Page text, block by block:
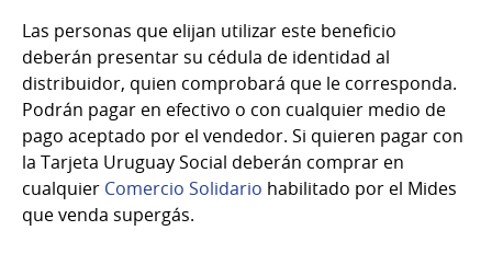
Las personas que elijan utilizar este beneficio
deberán presentar su cédula de identidad al
distribuidor, quien comprobará que le corresponda.
Podrán pagar en efectivo o con cualquier medio de
pago aceptado por el vendedor. Si quieren pagar con
la Tarjeta Uruguay Social deberán comprar en
cualquier Comercio Solidario habilitado por el Mides
que venda supergás.